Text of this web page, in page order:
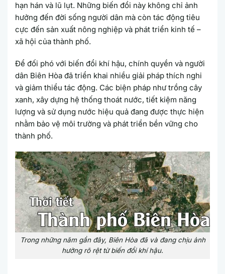
hạn hán và lũ lụt. Những biến đổi này không chỉ ảnh
hưởng đến đời sống người dân mà còn tác động tiêu
cực đến sản xuất nông nghiệp và phát triển kinh tế –
xã hội của thành phố.
Để đối phó với biến đổi khí hậu, chính quyền và người
dân Biên Hòa đã triển khai nhiều giải pháp thích nghi
và giảm thiểu tác động. Các biện pháp như trồng cây
xanh, xây dựng hệ thống thoát nước, tiết kiệm năng
lượng và sử dụng nước hiệu quả đang được thực hiện
nhằm bảo vệ môi trường và phát triển bền vững cho
thành phố.
Trong những năm gần đây, Biên Hòa đã và đang chịu ảnh
hưởng rõ rệt từ biến đổi khí hậu.